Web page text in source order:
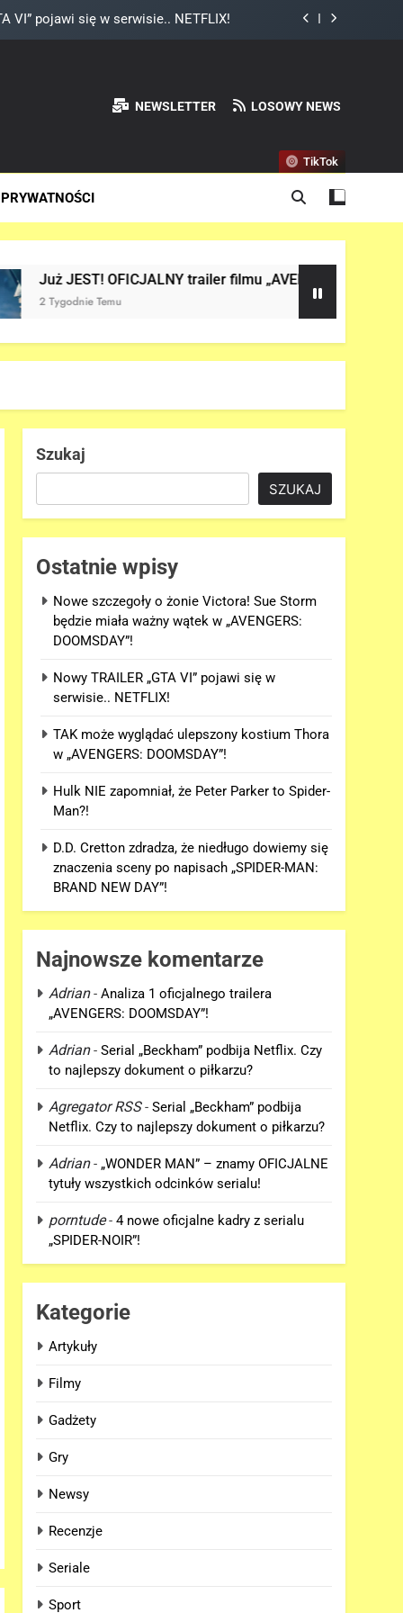
Thora w „AVENGERS: DOOMSDAY”!
w „AVENGERS: DOOMSDAY”!
Thora w „AVENGERS: DOOMSDAY”!
NEWSLETTER LOSOWY NEWS
TikTok
trailer filmu „AVENGERS: DOOMSDAY” w sieci!
Szukaj
SZUKAJ
Ostatnie wpisy
Nowe szczegoły o żonie Victora! Sue Storm
będzie miała ważny wątek w „AVENGERS:
DOOMSDAY”!
Nowy TRAILER „GTA VI” pojawi się w
serwisie.. NETFLIX!
TAK może wyglądać ulepszony kostium Thora
w „AVENGERS: DOOMSDAY”!
Hulk NIE zapomniał, że Peter Parker to Spider-
Man?!
D.D. Cretton zdradza, że niedługo dowiemy się
znaczenia sceny po napisach „SPIDER-MAN:
BRAND NEW DAY”!
Najnowsze komentarze
Adrian-Analiza 1 oficjalnego trailera
„AVENGERS: DOOMSDAY”!
Adrian-Serial „Beckham” podbija Netflix. Czy
to najlepszy dokument o piłkarzu?
Agregator RSS-Serial „Beckham” podbija
Netflix. Czy to najlepszy dokument o piłkarzu?
Adrian- „WONDER MAN” – znamy OFICJALNE
tytuły wszystkich odcinków serialu!
porntude-4 nowe oficjalne kadry z serialu
„SPIDER-NOIR”!
Kategorie
Artykuły
Filmy
Gadżety
Gry
Newsy
Recenzje
Seriale
Sport